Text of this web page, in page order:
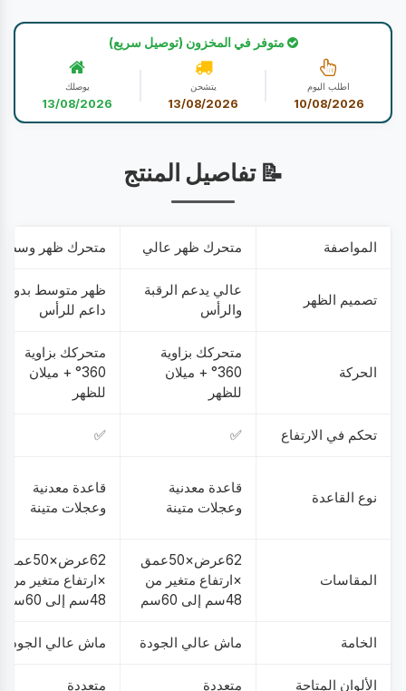
متوفر في المخزون (توصيل سريع)
اطلب اليوم
10/08/2026
يتشحن
13/08/2026
يوصلك
13/08/2026
📝 تفاصيل المنتج
المواصفة متحرك ظهر عالي متحرك ظهر وسط
تصميم الظهر
عالي يدعم الرقبة
والرأس
ظهر متوسط بدون
داعم للرأس
الحركة
متحركك بزاوية
360° + ميلان
للظهر
متحركك بزاوية
360° + ميلان
للظهر
تحكم في الارتفاع ✅
✅
نوع القاعدة
قاعدة معدنية
وعجلات متينة
قاعدة معدنية
وعجلات متينة
المقاسات
62عرض×50عمق
×ارتفاع متغير من
48سم إلى 60سم
62عرض×50عمق
×ارتفاع متغير من
48سم إلى 60سم
الخامة ماش عالي الجودة ماش عالي الجودة
الألوان المتاحة متعددة متعددة